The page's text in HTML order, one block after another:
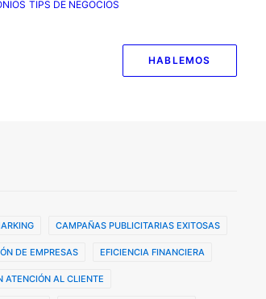
TIPS DE NEGOCIOS
HABLEMOS
CAMPAÑAS PUBLICITARIAS EXITOSAS
DE EMPRESAS EFICIENCIA FINANCIERA
ATENCIÓN AL CLIENTE